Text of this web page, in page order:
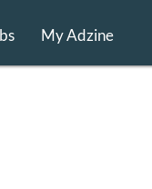
My Adzine